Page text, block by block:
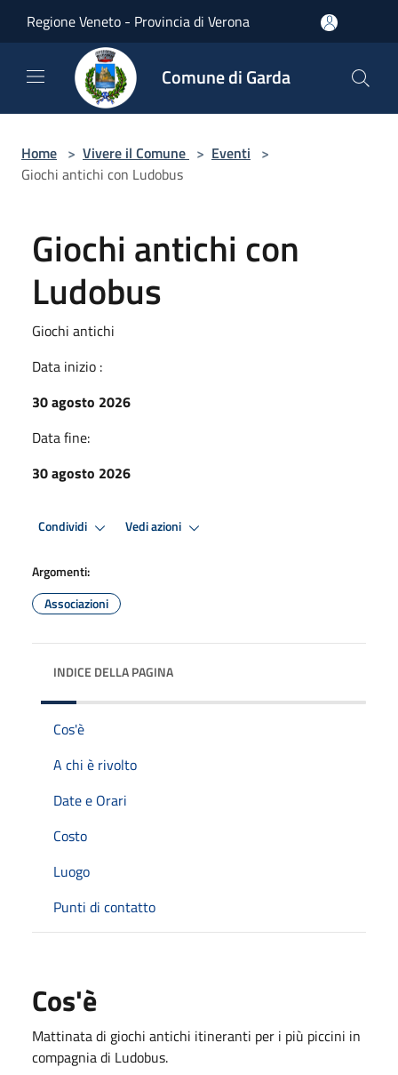
Regione Veneto - Provincia di Verona
Comune di Garda
Home > Vivere il Comune > Eventi >
Giochi antichi con Ludobus
Giochi antichi con
Ludobus
Giochi antichi
Data inizio :
30 agosto 2026
Data fine:
30 agosto 2026
Condividi Vedi azioni
Argomenti:
Associazioni
INDICE DELLA PAGINA
Cos'è
A chi è rivolto
Date e Orari
Costo
Luogo
Punti di contatto
Cos'è
Mattinata di giochi antichi itineranti per i più piccini in
compagnia di Ludobus.